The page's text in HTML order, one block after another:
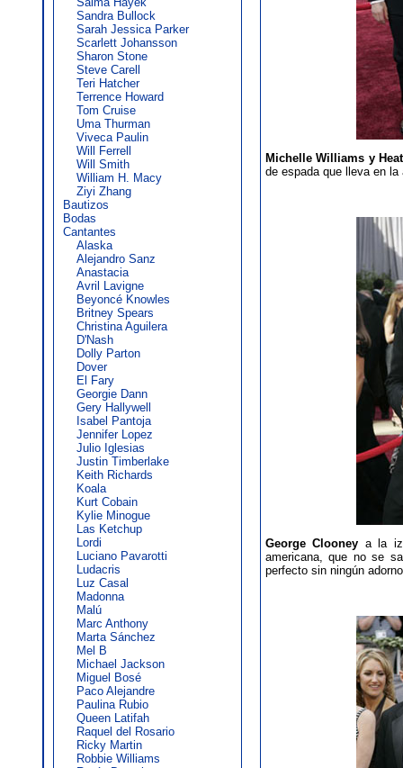
Sandra Bullock
Sarah Jessica Parker
Scarlett Johansson
Sharon Stone
Steve Carell
Teri Hatcher
Terrence Howard
Tom Cruise
Uma Thurman
Viveca Paulin
Will Ferrell
Will Smith
William H. Macy
Ziyi Zhang
Bautizos
Bodas
Cantantes
Alaska
Alejandro Sanz
Anastacia
Avril Lavigne
Beyoncé Knowles
Britney Spears
Christina Aguilera
D'Nash
Dolly Parton
Dover
El Fary
Georgie Dann
Gery Hallywell
Isabel Pantoja
Jennifer Lopez
Julio Iglesias
Justin Timberlake
Keith Richards
Koala
Kurt Cobain
Kylie Minogue
Las Ketchup
Lordi
Luciano Pavarotti
Ludacris
Luz Casal
Madonna
Malú
Marc Anthony
Marta Sánchez
Mel B
Michael Jackson
Miguel Bosé
Paco Alejandre
Paulina Rubio
Queen Latifah
Raquel del Rosario
Ricky Martin
Robbie Williams
Michelle Williams y
de espada que lleva en
George Clooney a la
americana, que no se
perfecto sin ningún